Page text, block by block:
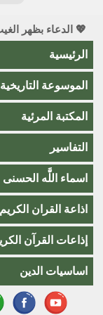
💖 الدعاء بظهر
الرئيسية
الموسوعة التاريخية
المكتبة المرئية
التفاسير
اسماء اللَّٰه الحسنى
اذاعة القران الكريم
إذاعات القرآن
اساسيات الدين